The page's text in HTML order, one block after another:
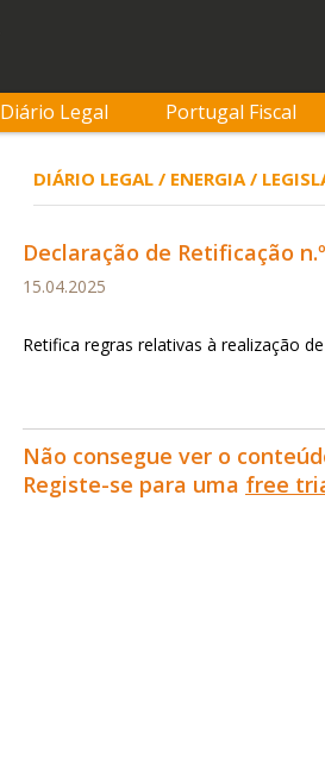
Diário Legal Portugal Fiscal
DIÁRIO LEGAL / ENERGIA /
Declaração de Retificação
15.04.2025
Retifica regras relativas à realização
Não consegue ver o
Registe-se para uma free